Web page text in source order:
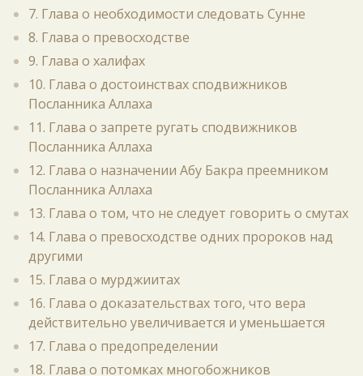
7. Глава о необходимости следовать Сунне
8. Глава о превосходстве
9. Глава о халифах
10. Глава о достоинствах сподвижников
Посланника Аллаха
11. Глава о запрете ругать сподвижников
Посланника Аллаха
12. Глава о назначении Абу Бакра преемником
Посланника Аллаха
13. Глава о том, что не следует говорить о смутах
14. Глава о превосходстве одних пророков над
другими
15. Глава о мурджиитах
16. Глава о доказательствах того, что вера
действительно увеличивается и уменьшается
17. Глава о предопределении
18. Глава о потомках многобожников